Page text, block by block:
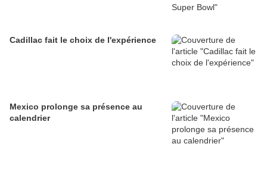
Cadillac fait le choix de l'expérience
Mexico prolonge sa présence au
calendrier